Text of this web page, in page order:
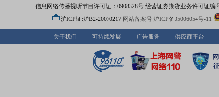
信息网络传播视听节目许可证：0908328号 经营证券期货业务许可证编
沪ICP证:沪B2-20070217 网站备案号:沪ICP备05006054号-11
关于我们 可持续发展 广告服务 供应商平台